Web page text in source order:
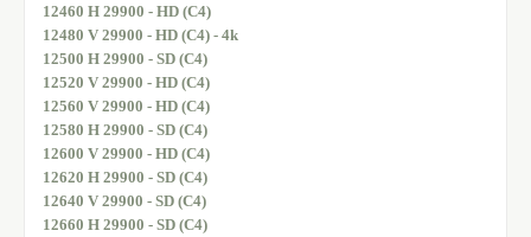
12460 H 29900 - HD (C4)
12480 V 29900 - HD (C4) - 4k
12500 H 29900 - SD (C4)
12520 V 29900 - HD (C4)
12560 V 29900 - HD (C4)
12580 H 29900 - SD (C4)
12600 V 29900 - HD (C4)
12620 H 29900 - SD (C4)
12640 V 29900 - SD (C4)
12660 H 29900 - SD (C4)